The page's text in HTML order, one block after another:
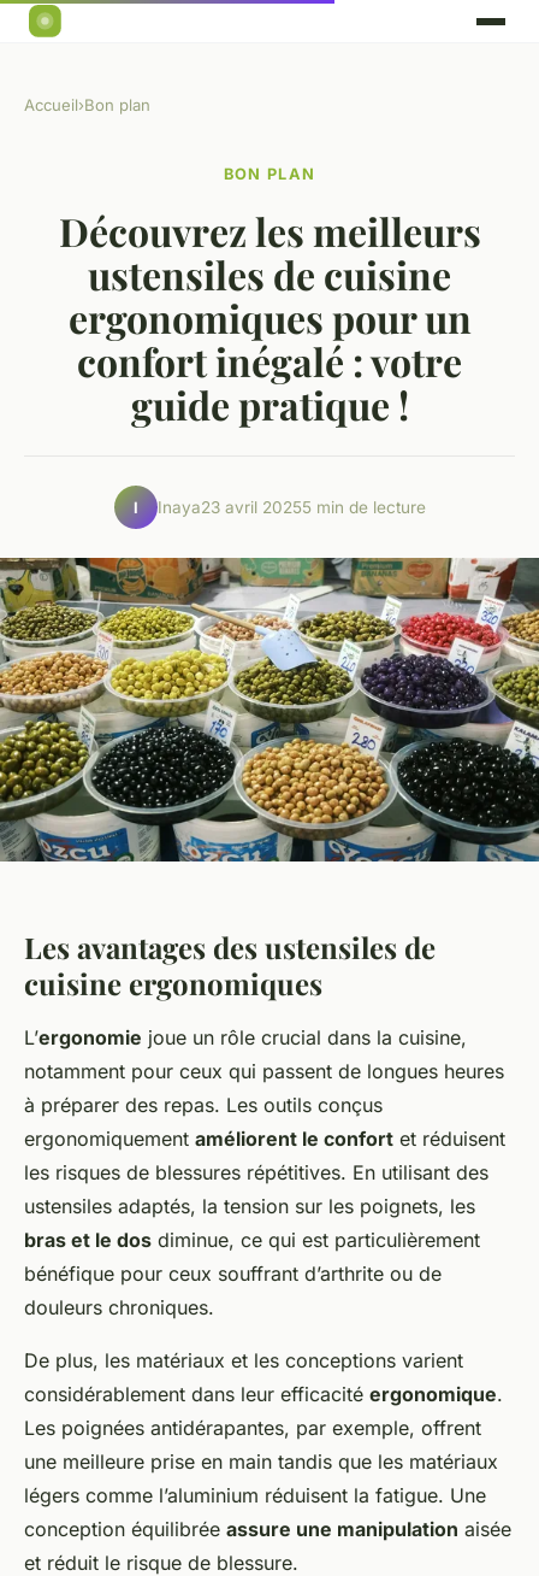
Accueil›Bon plan
BON PLAN
Découvrez les meilleurs
ustensiles de cuisine
ergonomiques pour un
confort inégalé : votre
guide pratique !
I Inaya23 avril 20255 min de lecture
Les avantages des ustensiles de
cuisine ergonomiques
L’ergonomie joue un rôle crucial dans la cuisine,
notamment pour ceux qui passent de longues heures
à préparer des repas. Les outils conçus
ergonomiquement améliorent le confort et réduisent
les risques de blessures répétitives. En utilisant des
ustensiles adaptés, la tension sur les poignets, les
bras et le dos diminue, ce qui est particulièrement
bénéfique pour ceux souffrant d’arthrite ou de
douleurs chroniques.
De plus, les matériaux et les conceptions varient
considérablement dans leur efficacité ergonomique.
Les poignées antidérapantes, par exemple, offrent
une meilleure prise en main tandis que les matériaux
légers comme l’aluminium réduisent la fatigue. Une
conception équilibrée assure une manipulation aisée
et réduit le risque de blessure.